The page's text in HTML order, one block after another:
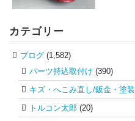
カテゴリー
ブログ (1,582)
パーツ持込取付け (390)
キズ・へこみ直し/鈑金・塗装
トルコン太郎 (20)